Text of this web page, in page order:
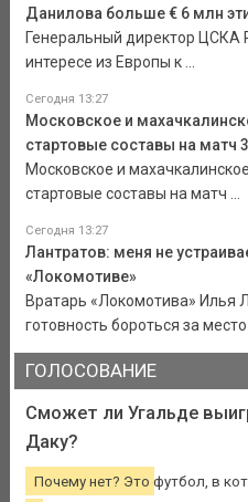
Данилова больше € 6 млн
Генеральный директор ЦСКА
интересе из Европы к ...
Сегодня 13:27
Московское и
стартовые составы на матч
Московское и
стартовые составы на матч ...
Сегодня 13:27
Лантратов: меня не
«Локомотиве»
Вратарь «Локомотива» Илья
готовность бороться за место
ГОЛОСОВАНИЕ
Сможет ли Угальде
Даку?
Почему нет? Это футбол, в